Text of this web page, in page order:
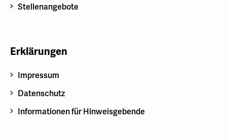
Stellenangebote
Erklärungen
Impressum
Datenschutz
Informationen für Hinweisgebende